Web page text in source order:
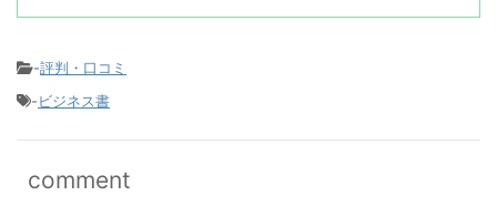
-評判・口コミ
-ビジネス書
comment